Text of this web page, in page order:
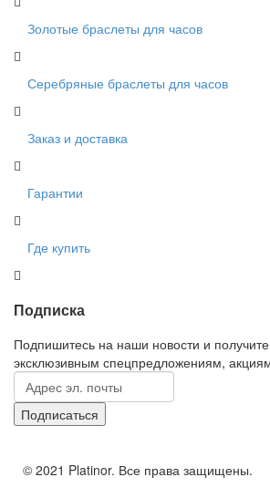
Золотые браслеты для часов
Серебряные браслеты для часов
Заказ и доставка
Гарантии
Где купить
Подписка
Подпишитесь на наши новости и получите
эксклюзивным спецпредложениям,
© 2021 Platinor. Все права защищены.